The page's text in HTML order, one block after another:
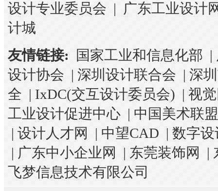
设计专业委员会|广东工业设计
计城
友情链接: 国家工业和信息化部|
设计协会|深圳设计联合会|深
全|IxDC(交互设计委员会)|视
工业设计促进中心|中国美术联盟
|设计人才网|中望CAD|数字
|广东中小企业网|东莞装饰网|
飞梦信息技术有限公司